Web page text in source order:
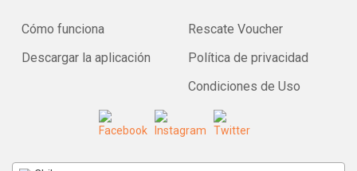
Cómo funciona
Descargar la aplicación
Rescate Voucher
Política de privacidad
Condiciones de Uso